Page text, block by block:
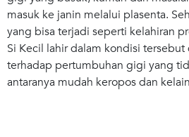
masuk ke janin melalui plasenta.
yang bisa terjadi seperti kelahiran
Si Kecil lahir dalam kondisi
terhadap pertumbuhan gigi yang
antaranya mudah keropos dan